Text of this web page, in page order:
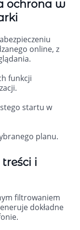
ochrona w
online, z
funkcji
startu w
planu.
i
filtrowaniem
dokładne